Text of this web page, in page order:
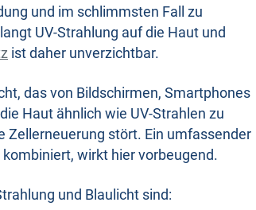
und im schlimmsten Fall zu
UV-Strahlung auf die Haut und
ist daher unverzichtbar.
das von Bildschirmen, Smartphones
Haut ähnlich wie UV-Strahlen zu
Zellerneuerung stört. Ein umfassender
wirkt hier vorbeugend.
und Blaulicht sind: